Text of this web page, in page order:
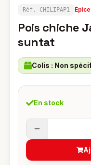
Réf. CHILIPAP1
Pois chiche
suntat
Colis : Non
En stock